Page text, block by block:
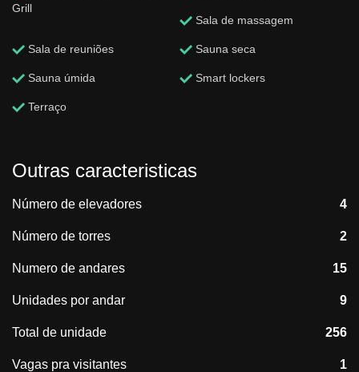
Grill
Sala de massagem
Sala de reuniões Sauna seca
Sauna úmida Smart lockers
Terraço
Outras caracteristicas
Número de elevadores 4
Número de torres 2
Numero de andares 15
Unidades por andar 9
Total de unidade 256
Vagas pra visitantes 1